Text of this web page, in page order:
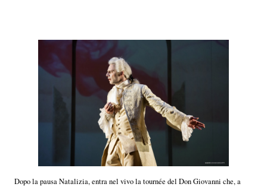
Dopo la pausa Natalizia, entra nel vivo la tournée del Don Giovanni che, a